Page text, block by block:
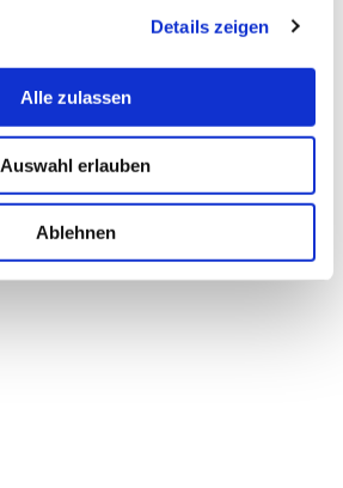
Details zeigen
Alle zulassen
Auswahl erlauben
Ablehnen